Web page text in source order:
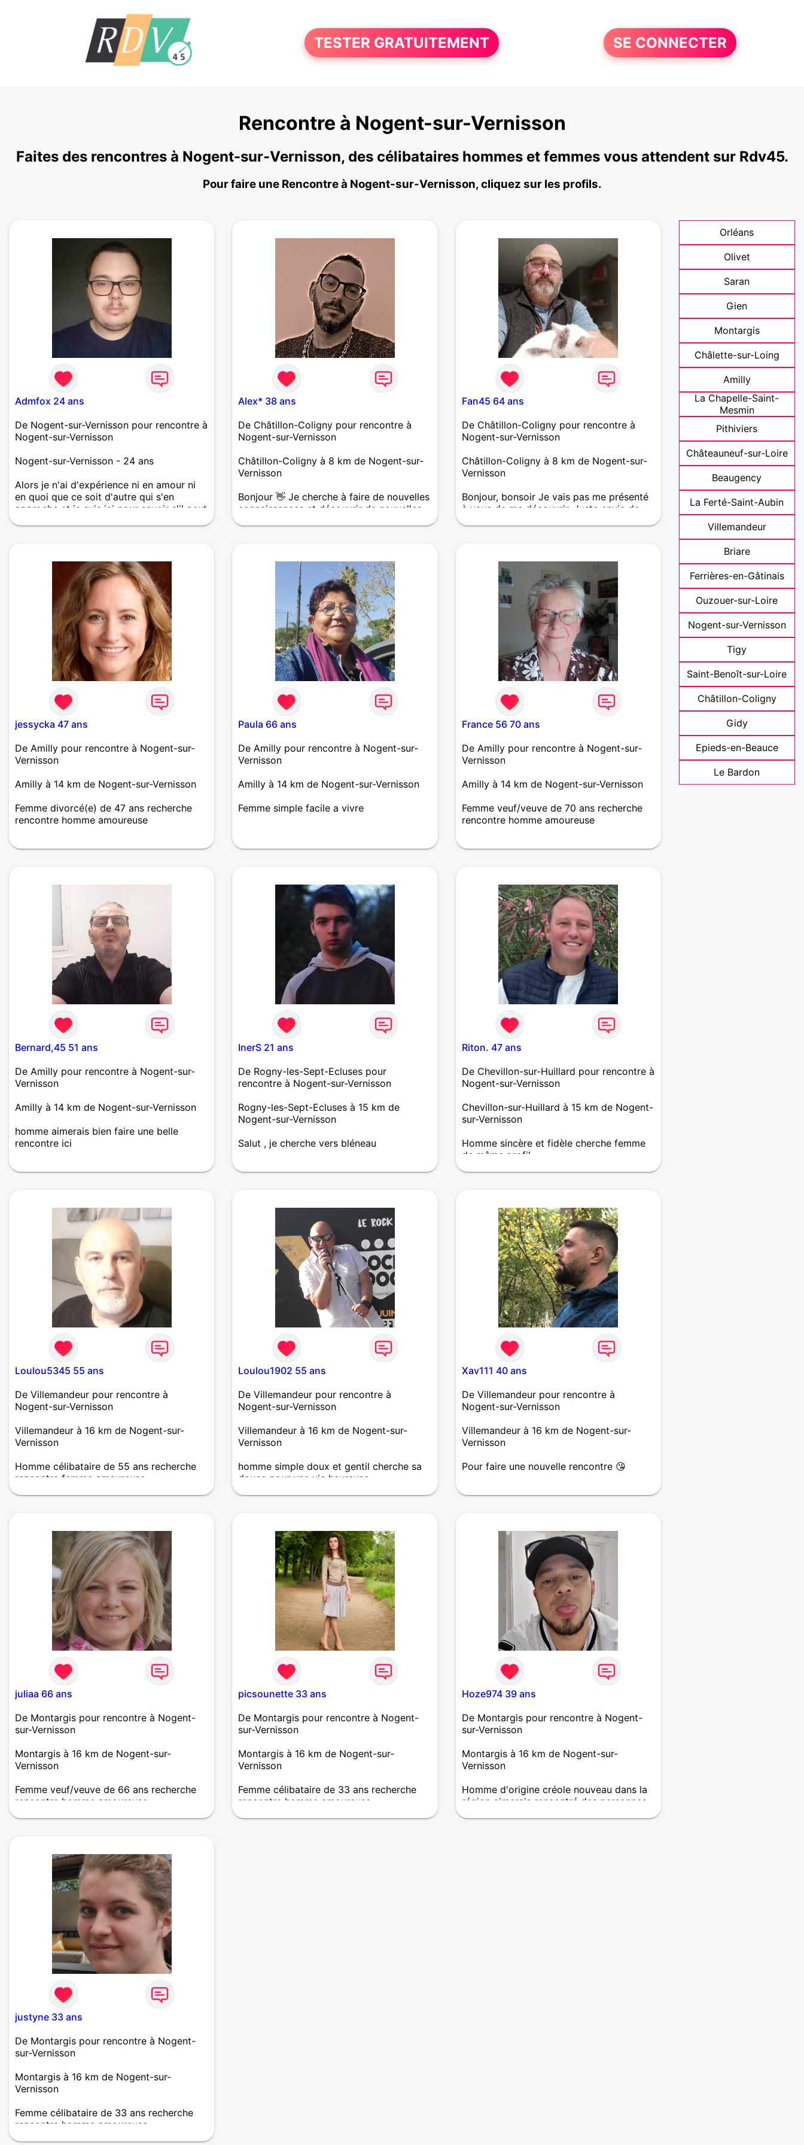
TESTER GRATUITEMENT SE CONNECTER
Rencontre à Nogent-sur-Vernisson
Faites des rencontres à Nogent-sur-Vernisson, des célibataires hommes et femmes vous attendent sur Rdv45.
Pour faire une Rencontre à Nogent-sur-Vernisson, cliquez sur les profils.
Admfox 24 ans
De Nogent-sur-Vernisson pour rencontre à
Nogent-sur-Vernisson
Nogent-sur-Vernisson - 24 ans
Alors je n'ai d'expérience ni en amour ni
en quoi que ce soit d'autre qui s'en
approche et je suis ici pour savoir s'il peut
Alex* 38 ans
De Châtillon-Coligny pour rencontre à
Nogent-sur-Vernisson
Châtillon-Coligny à 8 km de Nogent-sur-
Vernisson
Bonjour 👋 Je cherche à faire de nouvelles
connaissances et découvrir de nouvelles
Fan45 64 ans
De Châtillon-Coligny pour rencontre à
Nogent-sur-Vernisson
Châtillon-Coligny à 8 km de Nogent-sur-
Vernisson
Bonjour, bonsoir Je vais pas me présenté
à vous de me découvrir. Juste envie de
jessycka 47 ans
De Amilly pour rencontre à Nogent-sur-
Vernisson
Amilly à 14 km de Nogent-sur-Vernisson
Femme divorcé(e) de 47 ans recherche
rencontre homme amoureuse
rencontrer si on le désire.
Paula 66 ans
De Amilly pour rencontre à Nogent-sur-
Vernisson
Amilly à 14 km de Nogent-sur-Vernisson
Femme simple facile a vivre
France 56 70 ans
De Amilly pour rencontre à Nogent-sur-
Vernisson
Amilly à 14 km de Nogent-sur-Vernisson
Femme veuf/veuve de 70 ans recherche
rencontre homme amoureuse
Bernard,45 51 ans
De Amilly pour rencontre à Nogent-sur-
Vernisson
Amilly à 14 km de Nogent-sur-Vernisson
homme aimerais bien faire une belle
rencontre ici
InerS 21 ans
De Rogny-les-Sept-Ecluses pour
rencontre à Nogent-sur-Vernisson
Rogny-les-Sept-Ecluses à 15 km de
Nogent-sur-Vernisson
Salut , je cherche vers bléneau
Riton. 47 ans
De Chevillon-sur-Huillard pour rencontre à
Nogent-sur-Vernisson
Chevillon-sur-Huillard à 15 km de Nogent-
sur-Vernisson
Homme sincère et fidèle cherche femme
de même profil
Loulou5345 55 ans
De Villemandeur pour rencontre à
Nogent-sur-Vernisson
Villemandeur à 16 km de Nogent-sur-
Vernisson
Homme célibataire de 55 ans recherche
rencontre femme amoureuse
Bonjour ici pour trouver l amour ou l
extérieur. Point négatif je ne veux pas d
une fumeuse
Loulou1902 55 ans
De Villemandeur pour rencontre à
Nogent-sur-Vernisson
Villemandeur à 16 km de Nogent-sur-
Vernisson
homme simple doux et gentil cherche sa
douce pour une vie heureuse
Xav111 40 ans
De Villemandeur pour rencontre à
Nogent-sur-Vernisson
Villemandeur à 16 km de Nogent-sur-
Vernisson
Pour faire une nouvelle rencontre 😘
juliaa 66 ans
De Montargis pour rencontre à Nogent-
sur-Vernisson
Montargis à 16 km de Nogent-sur-
Vernisson
Femme veuf/veuve de 66 ans recherche
rencontre homme amoureuse
Je recherche l'homme qui saura me faire
picsounette 33 ans
De Montargis pour rencontre à Nogent-
sur-Vernisson
Montargis à 16 km de Nogent-sur-
Vernisson
Femme célibataire de 33 ans recherche
rencontre homme amoureuse
Je suis une personne très ouverte, très
Hoze974 39 ans
De Montargis pour rencontre à Nogent-
sur-Vernisson
Montargis à 16 km de Nogent-sur-
Vernisson
Homme d'origine créole nouveau dans la
région aimerais rencontré des personnes
justyne 33 ans
De Montargis pour rencontre à Nogent-
sur-Vernisson
Montargis à 16 km de Nogent-sur-
Vernisson
Femme célibataire de 33 ans recherche
rencontre homme amoureuse
Orléans
Olivet
Saran
Gien
Montargis
Châlette-sur-Loing
Amilly
La Chapelle-Saint-
Mesmin
Pithiviers
Châteauneuf-sur-Loire
Beaugency
La Ferté-Saint-Aubin
Villemandeur
Briare
Ferrières-en-Gâtinais
Ouzouer-sur-Loire
Nogent-sur-Vernisson
Tigy
Saint-Benoît-sur-Loire
Châtillon-Coligny
Gidy
Epieds-en-Beauce
Le Bardon